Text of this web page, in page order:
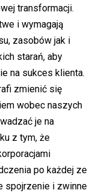
transformacji.
i wymagają
zasobów jak i
starań, aby
na sukces klienta.
zmienić się
wobec naszych
je na
z tym, że
po każdej ze
spojrzenie i zwinne